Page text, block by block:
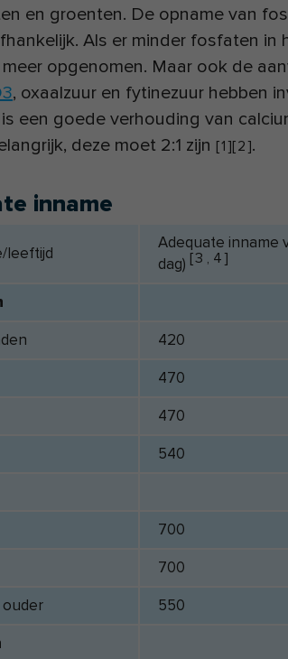
en groenten. De opname van
Als er minder fosfaten in
opgenomen. Maar ook de
, oxaalzuur en fytinezuur hebben
een goede verhouding van
deze moet 2:1 zijn [1][2].
inname
leeftijd
Adequate inname
dag) [3 , 4]
420
470
470
540
700
700
ouder
550